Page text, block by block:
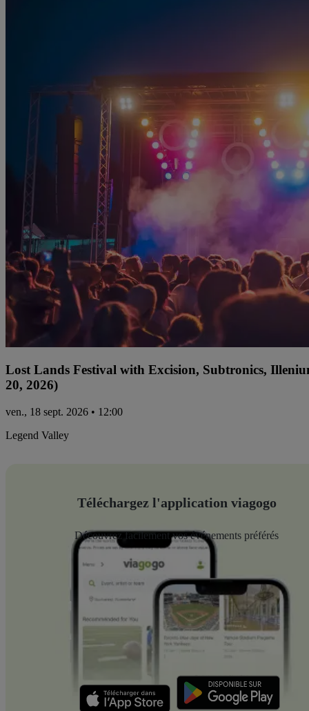
Lost Lands Festival with Excision, Subtronics,
20, 2026)
ven., 18 sept. 2026 • 12:00
Legend Valley
Téléchargez l'application viagogo
Découvrez facilement vos événements préférés